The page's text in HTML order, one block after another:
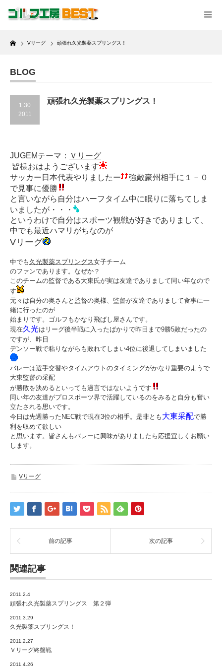
Home
Vリーグ 頑張れ久光製薬スプリングス！
BLOG
1.30
2011
頑張れ久光製薬スプリングス！
JUGEMテーマ： Ｖリーグ
皆様おはようございます
サッカー日本代表やりましたー
強敵豪州相手に１－０
で見事に優勝
と言いながら自分はハーフタイム中に眠りに落ちてしま
いましたが・・・
というわけで自分はスポーツ観戦が好きでありまして、
中でも最近ハマリがちなのが
Vリーグ
中でも 久光製薬スプリングス女子チーム
のファンであります。なぜか？
このチームの監督である大東氏が実は友達でありまして同い年なので
す
元々は自分の奥さんと監督の奥様、監督が友達でありまして食事に一
緒に行ったのが
始まりです。ゴルフもかなり飛ばし屋さんです。
現在久光はリーグ後半戦に入ったばかりで昨日まで9勝5敗だったの
ですが、昨日
デンソー戦で粘りながらも敗れてしまい4位に後退してしまいました
バレーは選手交替やタイムアウトのタイミングがかなり重要のようで
大東監督の采配
が勝敗を決めるといっても過言ではないようです
同い年の友達がプロスポーツ界で活躍しているのをみると自分も奮い
立たされる思いです。
今日は先週勝ったNEC戦で現在3位の相手。是非とも 大東采配で勝
利を収めて欲しい
と思います。皆さんもバレーに興味がありましたら応援宜しくお願い
します。
Vリーグ
前の記事 次の記事
関連記事
2011.2.4
頑張れ久光製薬スプリングス 第２弾
2011.3.29
久光製薬スプリングス！
2011.2.27
Ｖリーグ終盤戦
2011.4.26